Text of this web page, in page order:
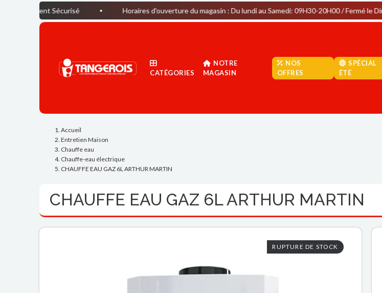
Horaires d'ouverture du magasin : Du lundi au Samedi: 09H30-20H00 / Fermé le Dimanche
CATÉGORIES
NOTRE
MAGASIN
NOS
OFFRES
SPÉCIAL
ÉTÉ
Accueil
Entretien Maison
Chauffe eau
Chauffe-eau électrique
CHAUFFE EAU GAZ 6L ARTHUR MARTIN
CHAUFFE EAU GAZ 6L ARTHUR MARTIN
RUPTURE DE STOCK